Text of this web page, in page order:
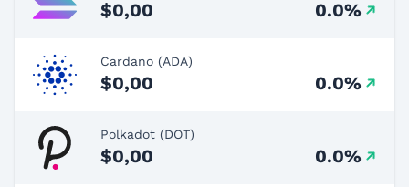
$0,00 0.0%
Cardano (ADA)
$0,00 0.0%
Polkadot (DOT)
$0,00 0.0%